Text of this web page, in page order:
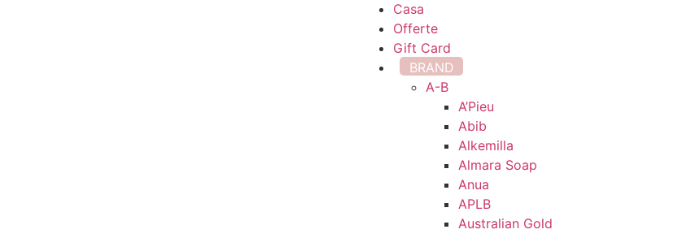
Casa
Offerte
Gift Card
BRAND
A-B
A’Pieu
Abib
Alkemilla
Almara Soap
Anua
APLB
Australian Gold